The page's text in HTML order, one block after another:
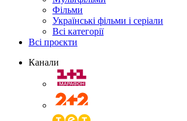
Фільми
Українські фільми і серіали
Всі категорії
Всі проєкти
Канали